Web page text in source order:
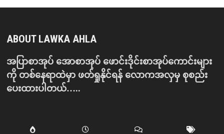
ABOUT LAWKA AHLA
အပြာစာအုပ် အောစာအုပ် ဖောင်းဒိုင်းစာအုပ်ကောင်းများ
ကို တစ်နေရာထဲမှာ ဖတ်ရှုနိုင်ရန် လောကအလှမှ စုစည်း
ပေးထားပါတယ်…..